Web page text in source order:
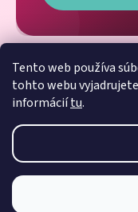
Tento web používa
tohto webu
informáciítu.